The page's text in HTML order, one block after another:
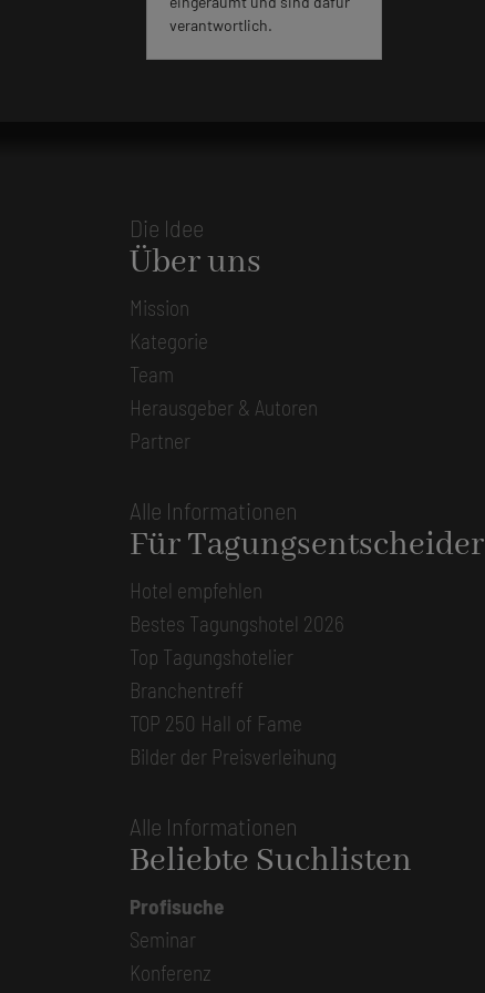
verantwortlich.
Die Idee
Über uns
Mission
Kategorie
Team
Herausgeber & Autoren
Partner
Alle Informationen
Für Tagungsentscheider
Hotel empfehlen
Bestes Tagungshotel 2026
Top Tagungshotelier
Branchentreff
TOP 250 Hall of Fame
Bilder der Preisverleihung
Alle Informationen
Beliebte Suchlisten
Profisuche
Seminar
Konferenz